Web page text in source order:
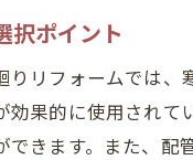
札幌市の
択ポイント
リフォームでは
果的に使用され
できます。また、